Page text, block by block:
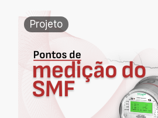
Projeto